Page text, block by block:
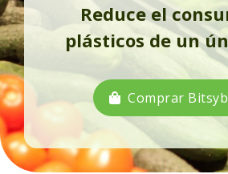
Reduce el
plásticos de un
Comprar